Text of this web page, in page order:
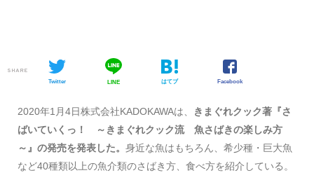
SHARE
Twitter LINE はてブ Facebook
2020年1月4日株式会社KADOKAWAは、
きまぐれクック著『さ
ばいていくっ！ ～きまぐれクック流 魚さばきの楽しみ方
～』の発売を発表した。 身近な魚はもちろん、希少種・巨大魚
など40種類以上の魚介類のさばき方、食べ方を紹介している。